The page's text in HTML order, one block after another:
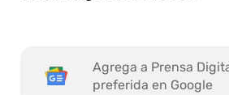
Agrega a Prensa
preferida en Google